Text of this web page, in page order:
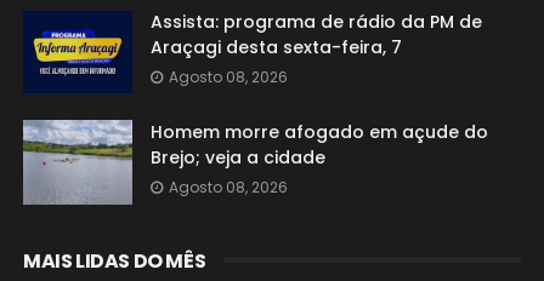
Assista: programa de rádio da PM de
Araçagi desta sexta-feira, 7
Agosto 08, 2026
Homem morre afogado em açude do
Brejo; veja a cidade
Agosto 08, 2026
MAIS LIDAS DO MÊS